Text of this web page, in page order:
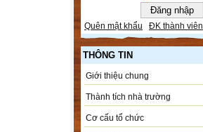
Quên mật khẩu ĐK thành viên
THÔNG TIN
Giới thiệu chung
Thành tích nhà trường
Cơ cấu tổ chức